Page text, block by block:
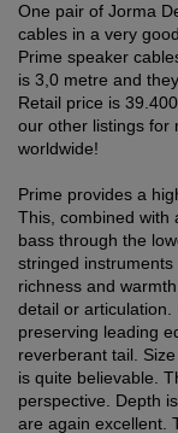
One pair of Jorma
cables in a very
Prime speaker
is 3,0 metre and
Retail price is
our other listings for
worldwide!
Prime provides a
This, combined with
bass through the
stringed
richness and
detail or articulation.
preserving leading
reverberant tail.
is quite believable.
perspective. Depth
are again excellent.